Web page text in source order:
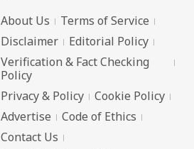
About Us
Terms of Service
Disclaimer
Editorial Policy
Verification & Fact Checking
Policy
Privacy & Policy
Cookie Policy
Advertise
Code of Ethics
Contact Us